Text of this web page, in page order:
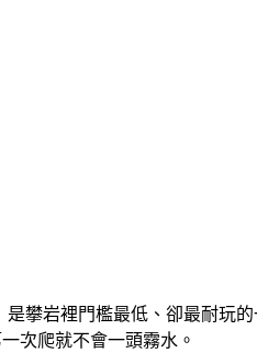
攀岩裡門檻最低、卻最耐玩
次爬就不會一頭霧水。